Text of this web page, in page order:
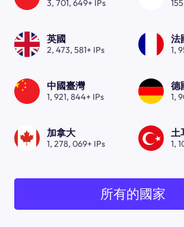
3, 701, 649+ IPs
英國
2, 473, 581+ IPs
法
1,
中國臺灣
1, 921, 844+ IPs
德
1,
加拿大
1, 278, 069+ IPs
土
1,
所有的國家